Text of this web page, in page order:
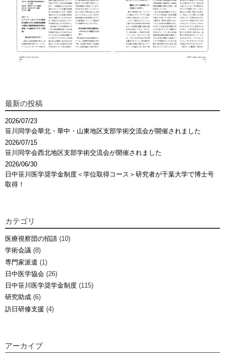
最新の投稿
2026/07/23
笹川同学会華北・華中・山東地区支部学術交流会が開催されました
2026/07/15
笹川同学会西北地区支部学術交流会が開催されました
2026/06/30
日中笹川医学奨学金制度＜学位取得コース＞研究者が千葉大学で博士号
取得！
カテゴリ
医療視察団の招請 (10)
学術会議 (8)
専門家派遣 (1)
日中医学協会 (26)
日中笹川医学奨学金制度 (115)
研究助成 (6)
訪日研修支援 (4)
アーカイブ